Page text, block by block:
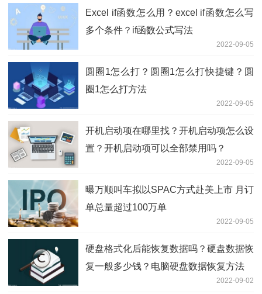
Excel if函数怎么用？excel if函数怎么写
多个条件？if函数公式写法
2022-09-05
圆圈1怎么打？圆圈1怎么打快捷键？圆
圈1怎么打方法
2022-09-05
开机启动项在哪里找？开机启动项怎么设
置？开机启动项可以全部禁用吗？
2022-09-05
曝万顺叫车拟以SPAC方式赴美上市 月订
单总量超过100万单
2022-09-05
硬盘格式化后能恢复数据吗？硬盘数据恢
复一般多少钱？电脑硬盘数据恢复方法
2022-09-02